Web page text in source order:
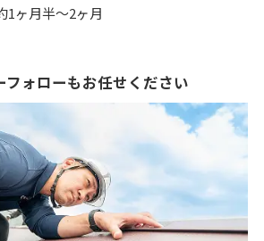
1ヶ月半〜2ヶ月
フォローもお任せください